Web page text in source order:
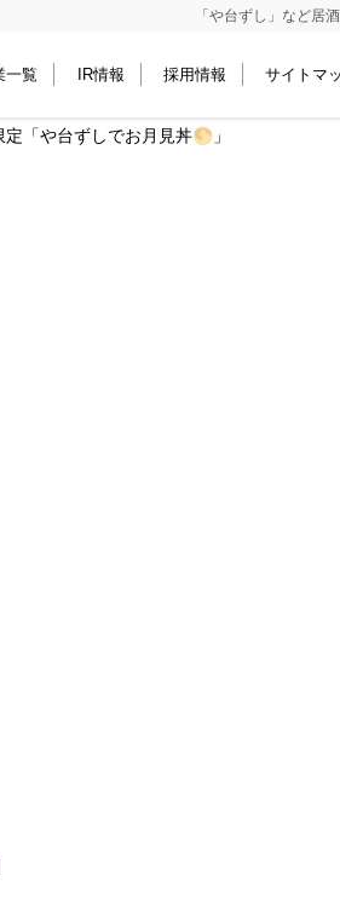
「や台ずし」など居
一覧 IR情報 採用情報 サイトマ
定「や台ずしでお月見丼🌕」